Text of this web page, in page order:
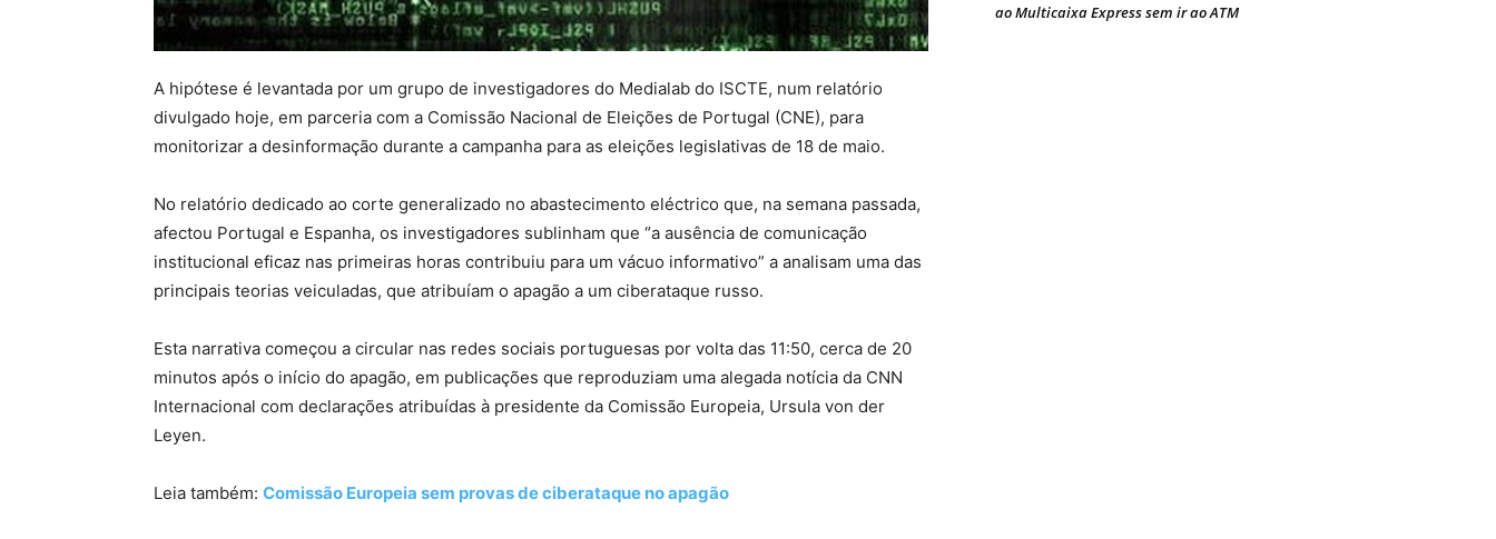
A hipótese é levantada por um grupo de investigadores do Medialab do ISCTE, num relatório
divulgado hoje, em parceria com a Comissão Nacional de Eleições de Portugal (CNE), para
monitorizar a desinformação durante a campanha para as eleições legislativas de 18 de maio.
No relatório dedicado ao corte generalizado no abastecimento eléctrico que, na semana passada,
afectou Portugal e Espanha, os investigadores sublinham que “a ausência de comunicação
institucional eficaz nas primeiras horas contribuiu para um vácuo informativo” a analisam uma das
principais teorias veiculadas, que atribuíam o apagão a um ciberataque russo.
Esta narrativa começou a circular nas redes sociais portuguesas por volta das 11:50, cerca de 20
minutos após o início do apagão, em publicações que reproduziam uma alegada notícia da CNN
Internacional com declarações atribuídas à presidente da Comissão Europeia, Ursula von der
Leyen.
Leia também: Comissão Europeia sem provas de ciberataque no apagão
ao Multicaixa Express sem ir ao ATM